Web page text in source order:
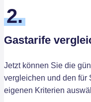
2.
Gastarife
Jetzt können Sie die
vergleichen und den für
eigenen Kriterien